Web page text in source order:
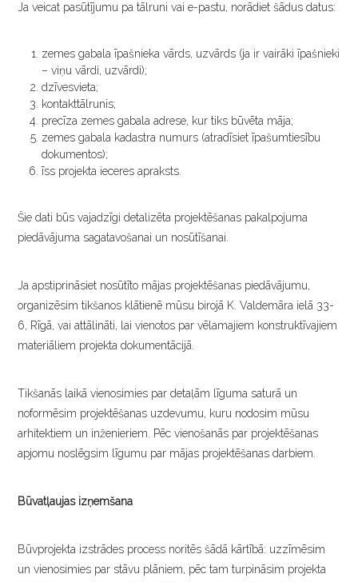
Ja veicat pasūtījumu pa tālruni vai e-pastu, norādiet šādus datus:
zemes gabala īpašnieka vārds, uzvārds (ja ir vairāki īpašnieki
– viņu vārdi, uzvārdi);
dzīvesvieta;
kontakttālrunis;
precīza zemes gabala adrese, kur tiks būvēta māja;
zemes gabala kadastra numurs (atradīsiet īpašumtiesību
dokumentos);
īss projekta ieceres apraksts.
Šie dati būs vajadzīgi detalizēta projektēšanas pakalpojuma
piedāvājuma sagatavošanai un nosūtīšanai.
Ja apstiprināsiet nosūtīto mājas projektēšanas piedāvājumu,
organizēsim tikšanos klātienē mūsu birojā K. Valdemāra ielā 33-
6, Rīgā, vai attālināti, lai vienotos par vēlamajiem konstruktīvajiem
materiāliem projekta dokumentācijā.
Tikšanās laikā vienosimies par detaļām līguma saturā un
noformēsim projektēšanas uzdevumu, kuru nodosim mūsu
arhitektiem un inženieriem. Pēc vienošanās par projektēšanas
apjomu noslēgsim līgumu par mājas projektēšanas darbiem.
Būvatļaujas izņemšana
Būvprojekta izstrādes process noritēs šādā kārtībā: uzzīmēsim
un vienosimies par stāvu plāniem, pēc tam turpināsim projekta